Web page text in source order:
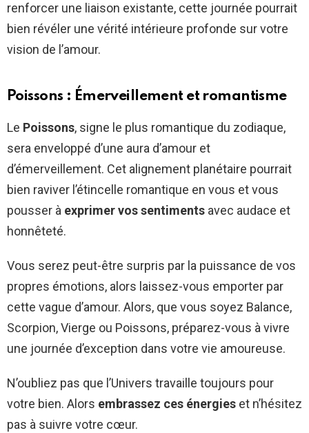
renforcer une liaison existante, cette journée pourrait
bien révéler une vérité intérieure profonde sur votre
vision de l’amour.
Poissons : Émerveillement et romantisme
Le Poissons, signe le plus romantique du zodiaque,
sera enveloppé d’une aura d’amour et
d’émerveillement. Cet alignement planétaire pourrait
bien raviver l’étincelle romantique en vous et vous
pousser à exprimer vos sentiments avec audace et
honnêteté.
Vous serez peut-être surpris par la puissance de vos
propres émotions, alors laissez-vous emporter par
cette vague d’amour. Alors, que vous soyez Balance,
Scorpion, Vierge ou Poissons, préparez-vous à vivre
une journée d’exception dans votre vie amoureuse.
N’oubliez pas que l’Univers travaille toujours pour
votre bien. Alors embrassez ces énergies et n’hésitez
pas à suivre votre cœur.